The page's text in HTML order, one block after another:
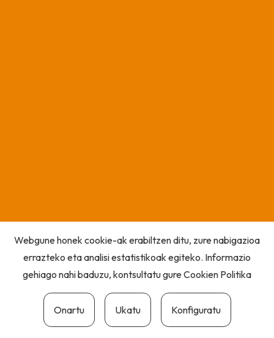
Webgune honek cookie-ak erabiltzen ditu, zure nabigazioa
errazteko eta analisi estatistikoak egiteko. Informazio
gehiago nahi baduzu, kontsultatu gureCookien Politika
Onartu Ukatu Konfiguratu